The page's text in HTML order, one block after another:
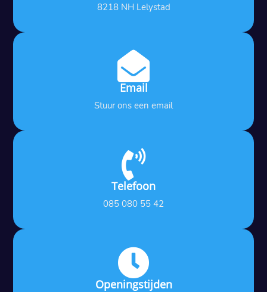
8218 NH Lelystad

Email
Stuur ons een email

Telefoon
085 080 55 42

Openingstijden